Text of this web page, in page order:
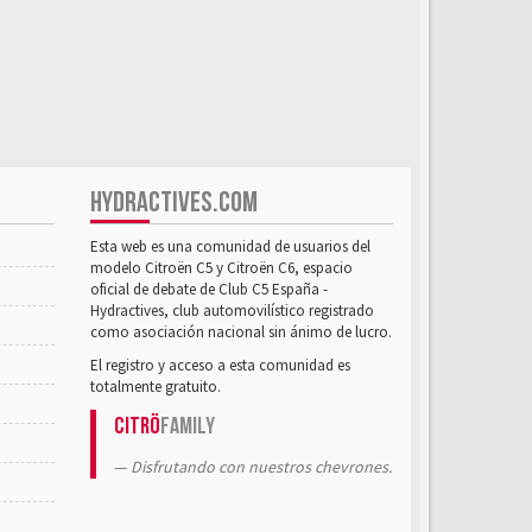
HYDRACTIVES.COM
Esta web es una comunidad de usuarios del
modelo Citroën C5 y Citroën C6, espacio
oficial de debate de Club C5 España -
Hydractives, club automovilístico registrado
como asociación nacional sin ánimo de lucro.
El registro y acceso a esta comunidad es
totalmente gratuito.
CitröFamily
Disfrutando con nuestros chevrones.